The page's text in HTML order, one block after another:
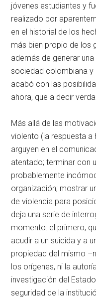
jóvenes estudiantes y
realizado por
en el historial de los
más bien propio de los
además de generar
sociedad colombiana y
acabó con las
ahora, que a decir
Más allá de las
violento (la respuesta
arguyen en el
atentado; terminar con
probablemente
organización; mostrar
de violencia para
deja una serie de
momento: el primero,
acudir a un suicida y a
propiedad del mismo
los orígenes, ni la
investigación del
seguridad de la